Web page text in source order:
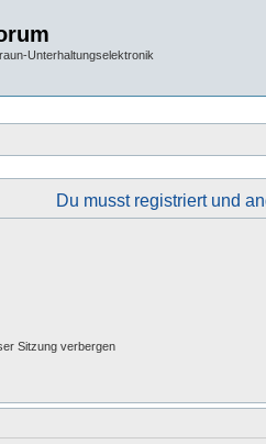
Unterhaltungselektronik
Du musst registriert und
Sitzung verbergen